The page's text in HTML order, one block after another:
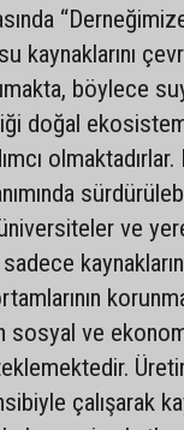
kaynaklarını
böylece
doğal
ve
sosyal ve
çalışarak